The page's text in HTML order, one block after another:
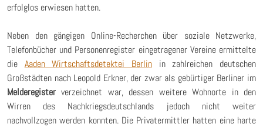
erfolglos erwiesen hatten.
Neben den gängigen Online-Recherchen über soziale Netzwerke,
Telefonbücher und Personenregister eingetragener Vereine ermittelte
die Aaden Wirtschaftsdetektei Berlin in zahlreichen deutschen
Großstädten nach Leopold Erkner, der zwar als gebürtiger Berliner im
Melderegister verzeichnet war, dessen weitere Wohnorte in den
Wirren des Nachkriegsdeutschlands jedoch nicht weiter
nachvollzogen werden konnten. Die Privatermittler hatten eine harte